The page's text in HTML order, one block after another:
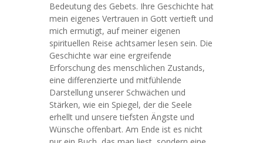
Bedeutung des Gebets. Ihre Geschichte hat
mein eigenes Vertrauen in Gott vertieft und
mich ermutigt, auf meiner eigenen
spirituellen Reise achtsamer lesen sein. Die
Geschichte war eine ergreifende
Erforschung des menschlichen Zustands,
eine differenzierte und mitfühlende
Darstellung unserer Schwächen und
Stärken, wie ein Spiegel, der die Seele
erhellt und unsere tiefsten Ängste und
Wünsche offenbart. Am Ende ist es nicht